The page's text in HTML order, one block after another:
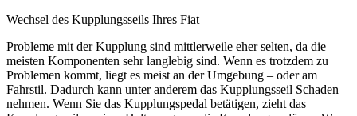
Wechsel des Kupplungsseils Ihres Fiat
Probleme mit der Kupplung sind mittlerweile eher selten, da die
meisten Komponenten sehr langlebig sind. Wenn es trotzdem zu
Problemen kommt, liegt es meist an der Umgebung – oder am
Fahrstil. Dadurch kann unter anderem das Kupplungsseil Schaden
nehmen. Wenn Sie das Kupplungspedal betätigen, zieht das